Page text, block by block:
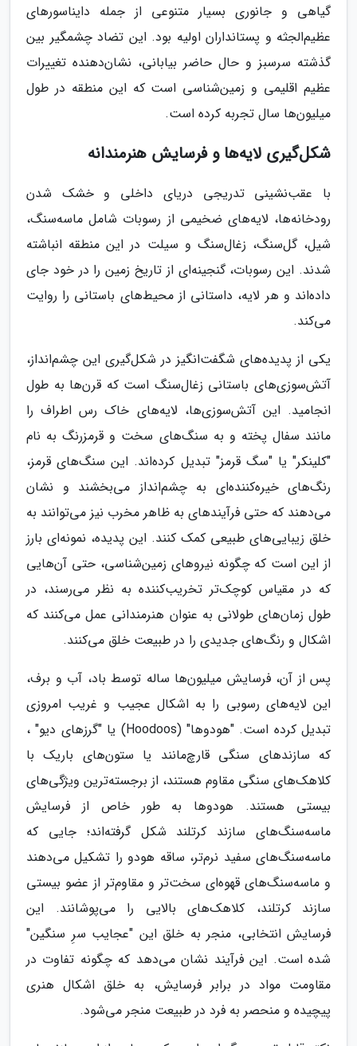
گیاهی و جانوری بسیار متنوعی از جمله دایناسورهای
عظیم‌الجثه و پستانداران اولیه بود. این تضاد چشمگیر بین
گذشته سرسبز و حال حاضر بیابانی، نشان‌دهنده تغییرات
عظیم اقلیمی و زمین‌شناسی است که این منطقه در طول
میلیون‌ها سال تجربه کرده است.
شکل‌گیری لایه‌ها و فرسایش هنرمندانه
با عقب‌نشینی تدریجی دریای داخلی و خشک شدن
رودخانه‌ها، لایه‌های ضخیمی از رسوبات شامل ماسه‌سنگ،
شیل، گل‌سنگ، زغال‌سنگ و سیلت در این منطقه انباشته
شدند. این رسوبات، گنجینه‌ای از تاریخ زمین را در خود جای
داده‌اند و هر لایه، داستانی از محیط‌های باستانی را روایت
می‌کند.
یکی از پدیده‌های شگفت‌انگیز در شکل‌گیری این چشم‌انداز،
آتش‌سوزی‌های باستانی زغال‌سنگ است که قرن‌ها به طول
انجامید. این آتش‌سوزی‌ها، لایه‌های خاک رس اطراف را
مانند سفال پخته و به سنگ‌های سخت و قرمزرنگ به نام
"کلینکر" یا "سگ قرمز" تبدیل کرده‌اند. این سنگ‌های قرمز،
رنگ‌های خیره‌کننده‌ای به چشم‌انداز می‌بخشند و نشان
می‌دهند که حتی فرآیندهای به ظاهر مخرب نیز می‌توانند به
خلق زیبایی‌های طبیعی کمک کنند. این پدیده، نمونه‌ای بارز
از این است که چگونه نیروهای زمین‌شناسی، حتی آن‌هایی
که در مقیاس کوچک‌تر تخریب‌کننده به نظر می‌رسند، در
طول زمان‌های طولانی به عنوان هنرمندانی عمل می‌کنند که
اشکال و رنگ‌های جدیدی را در طبیعت خلق می‌کنند.
پس از آن، فرسایش میلیون‌ها ساله توسط باد، آب و برف،
این لایه‌های رسوبی را به اشکال عجیب و غریب امروزی
تبدیل کرده است. "هودوها" (Hoodoos) یا "گرزهای دیو" ،
که سازندهای سنگی قارچ‌مانند یا ستون‌های باریک با
کلاهک‌های سنگی مقاوم هستند، از برجسته‌ترین ویژگی‌های
بیستی هستند. هودوها به طور خاص از فرسایش
ماسه‌سنگ‌های سازند کرتلند شکل گرفته‌اند؛ جایی که
ماسه‌سنگ‌های سفید نرم‌تر، ساقه هودو را تشکیل می‌دهند
و ماسه‌سنگ‌های قهوه‌ای سخت‌تر و مقاوم‌تر از عضو بیستی
سازند کرتلند، کلاهک‌های بالایی را می‌پوشانند. این
فرسایش انتخابی، منجر به خلق این "عجایب سرِ سنگین"
شده است. این فرآیند نشان می‌دهد که چگونه تفاوت در
مقاومت مواد در برابر فرسایش، به خلق اشکال هنری
پیچیده و منحصر به فرد در طبیعت منجر می‌شود.